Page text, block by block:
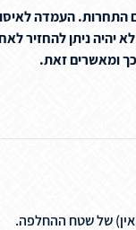
התחרות. העמדה
ומאשרים זאת.
של שטח ההחלפה.